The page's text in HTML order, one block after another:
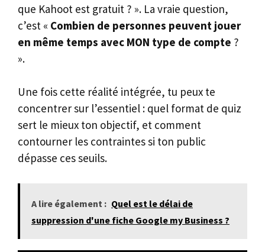
que Kahoot est gratuit ? ». La vraie question,
c’est « Combien de personnes peuvent jouer
en même temps avec MON type de compte ?
».
Une fois cette réalité intégrée, tu peux te
concentrer sur l’essentiel : quel format de quiz
sert le mieux ton objectif, et comment
contourner les contraintes si ton public
dépasse ces seuils.
A lire également : Quel est le délai de
suppression d'une fiche Google my Business ?